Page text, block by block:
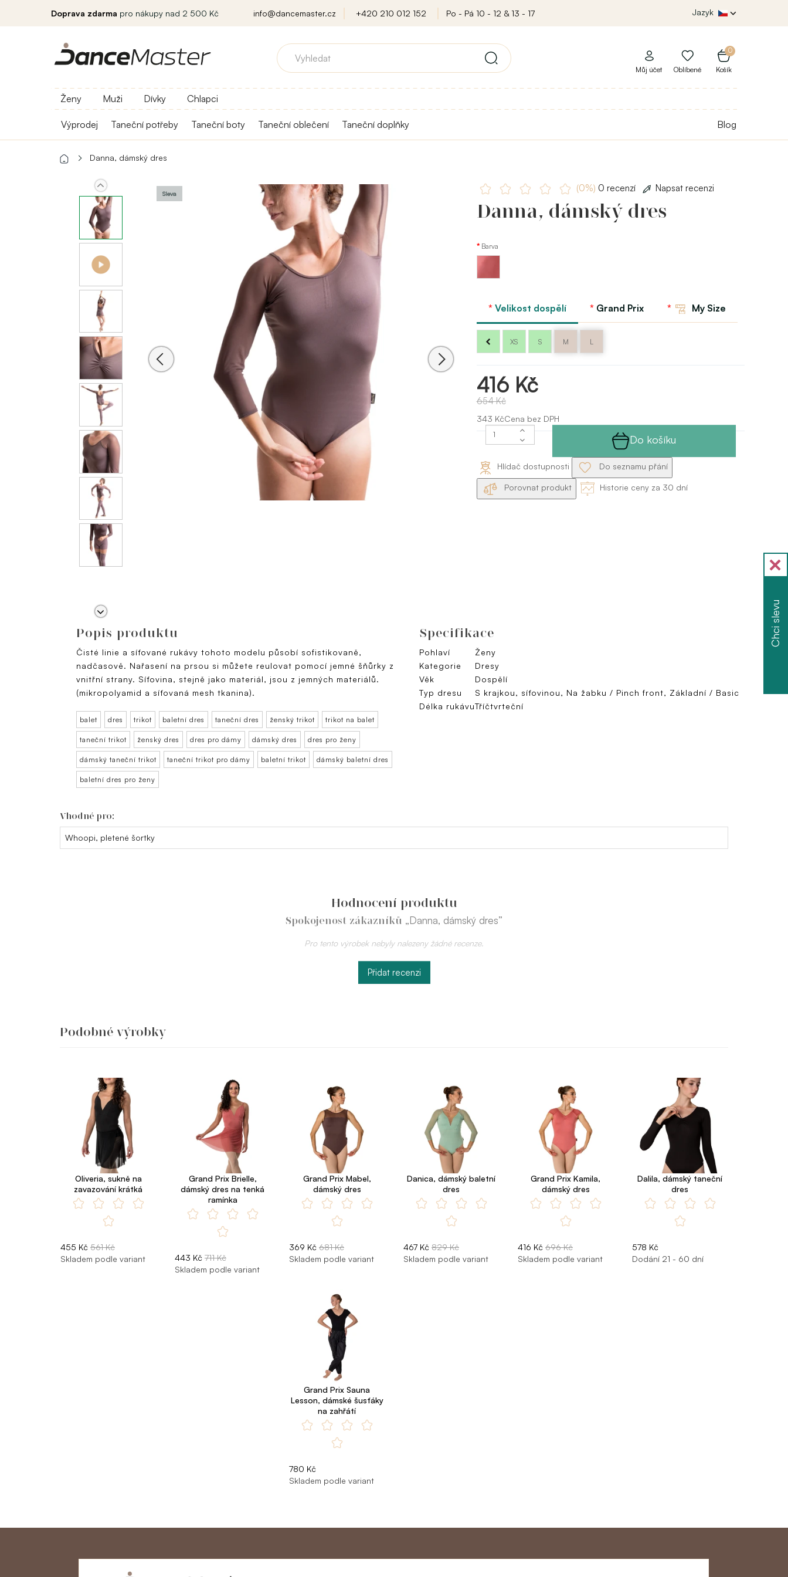
Doprava zdarma pro nákupy nad 2 500 Kč info@dancemaster.cz +420 210 012 152 Po - Pá 10 - 12 & 13 - 17 Jazyk
0
Košík
Můj účet Oblíbené
Ženy Muži Dívky Chlapci
Výprodej Taneční potřeby Taneční boty Taneční oblečení Taneční doplňky Blog
Danna, dámský dres
Sleva
(0%) 0 recenzí Napsat recenzi
Danna, dámský dres
Barva
Růžová
rose
Velikost dospělí Grand Prix My Size
XS S M L
416 Kč
654 Kč
343 KčCena bez DPH
Do košíku
Hlídač dostupnosti Do seznamu přání
Porovnat produkt Historie ceny za 30 dní
Popis produktu
Čisté linie a síťované rukávy tohoto modelu působí sofistikovaně,
nadčasově. Nařasení na prsou si můžete reulovat pomocí jemné šňůrky z
vnitřní strany. Síťovina, stejně jako materiál, jsou z jemných materiálů.
(mikropolyamid a síťovaná mesh tkanina).
balet dres trikot baletní dres taneční dres ženský trikot trikot na balet
taneční trikot ženský dres dres pro dámy dámský dres dres pro ženy
dámský taneční trikot taneční trikot pro dámy baletní trikot dámský baletní dres
baletní dres pro ženy
Specifikace
Pohlaví
Ženy
Kategorie
Dresy
Věk
Dospělí
Typ dresu
S krajkou, síťovinou, Na žabku / Pinch front, Základní / Basic
Délka rukávuTříčtvrteční
Vhodné pro:
Whoopi, pletené šortky
Hodnocení produktu
Spokojenost zákazníků „Danna, dámský dres”
Pro tento výrobek nebyly nalezeny žádné recenze.
Přidat recenzi
Podobné výrobky
Oliveria, sukně na
zavazování krátká
455 Kč 561 Kč
Skladem podle variant
Grand Prix Brielle,
dámský dres na tenká
ramínka
443 Kč 711 Kč
Skladem podle variant
Grand Prix Mabel,
dámský dres
369 Kč 681 Kč
Skladem podle variant
Danica, dámský baletní
dres
467 Kč 829 Kč
Skladem podle variant
Grand Prix Kamila,
dámský dres
416 Kč 696 Kč
Skladem podle variant
Dalila, dámský taneční
dres
578 Kč
Dodání 21 - 60 dní
Grand Prix Sauna
Lesson, dámské šusťáky
na zahřátí
780 Kč
Skladem podle variant
Chci slevu